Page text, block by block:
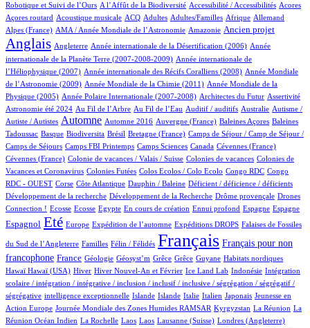
Robotique et Suivi de l’Ours
2/531 A l’Affût de la Biodiversité
1/531 Accessibilité / Accessibilités
2/531 Acores
1/531
Açores routard
1/531 Acoustique musicale
34/531 ACQ
19/531 Adultes
14/531 Adultes/Familles
2/531 Afrique
22/531 Allemand
17/531
Alpes (France)
11/531 AMA / Année Mondiale de l’Astronomie
2/531 Amazonie
178/531 Ancien projet
410/531
Anglais
64/531 Angleterre
6/531 Année internationale de la Désertification (2006)
13/531
Année
internationale de la Planète Terre (2007-2008-2009)
4/531
Année internationale de
l’Héliophysique (2007)
1/531 Année internationale des Récifs Coralliens (2008)
11/531
Année Mondiale
de l’Astronomie (2009)
2/531 Année Mondiale de la Chimie (2011)
14/531
Année Mondiale de la
Physique (2005)
5/531 Année Polaire Internationale (2007-2008)
2/531 Architectes du Futur
1/531 Assertivité
11/531
Astronomie été 2024
12/531 Au Fil de l’Arbre
6/531 Au Fil de l’Eau
1/531 Auditif / auditifs
1/531 Australie
1/531
Autisme /
Autiste / Autistes
242/531 Automne
3/531 Automne 2016
5/531 Auvergne (France)
1/531 Baleines Açores
2/531
Baleines
Tadoussac
1/531 Basque
49/531 Biodiversita
1/531 Brésil
9/531 Bretagne (France)
35/531
Camps de Séjour / Camp de Séjour /
Camps de Séjours
1/531 Camps FBI Printemps
3/531 Camps Sciences
4/531 Canada
2/531 Cévennes (France)
1/531
Cévennes (France)
1/531 Colonie de vacances / Valais / Suisse
2/531 Colonies de vacances
3/531
Colonies de
Vacances et Coronavirus
1/531 Colonies Futées
1/531 Colos Ecolos / Colo Ecolo
1/531 Congo RDC
2/531
Congo
RDC - OUEST
1/531 Corse
11/531 Côte Atlantique
1/531 Dauphin / Baleine
1/531 Déficient / déficience / déficients
1/531
Développement de la recherche
1/531 Développement de la Recherche
1/531 Drôme provençale
11/531
Drones
Connection !
1/531 Ecosse
1/531 Ecosse
1/531 Egypte
9/531 En cours de création
1/531 Ennui profond
27/531 Espagne
14/531 Espagne
137/531
Espagnol
385/531 Eté
10/531 Europe
53/531 Expédition de l’automne
83/531 Expéditions DROPS
3/531 Falaises de Fossiles
du Sud de l’Angleterre Familles Félin / Félidés Français Français pour non
francophone
162/531 France
20/531 Géologie
1/531 Géosyst’m
1/531 Grêce
1/531 Grêce
1/531 Guyane
2/531 Habitats nordiques
1/531
Hawaï
1/531Hawaï (USA)
104/531 Hiver
16/531 Hiver Nouvel-An et Février
5/531 Ice Land Lab
1/531 Indonésie
1/531
Intégration
scolaire / intégration / intégrative / inclusion / inclusif / inclusive / ségrégation / ségrégatif /
ségrégative
1/531 intelligence exceptionnelle
6/531 Islande
5/531 Islande
1/531 Italie
28/531 Italien
4/531 Japonais
2/531
Jeunesse en
Action Europe
5/531 Journée Mondiale des Zones Humides RAMSAR
35/531 Kyrgyzstan
5/531 La Réunion
4/531
La
Réunion Océan Indien
1/531 La Rochelle
1/531 Laos
1/531 Laos
3/531 Lausanne (Suisse)
61/531 Londres (Angleterre)
1/531